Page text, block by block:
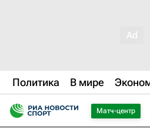
Политика В мире
Матч-центр